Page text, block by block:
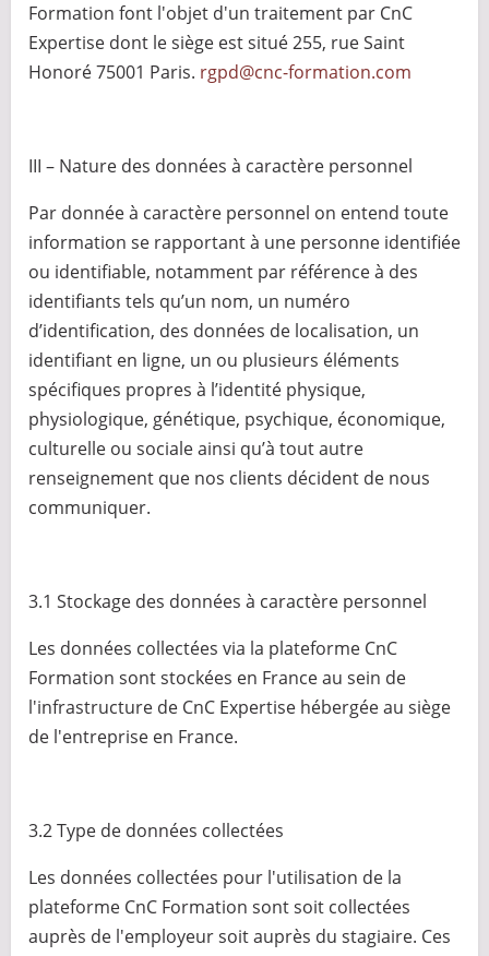
Formation font l'objet d'un traitement par CnC
Expertise dont le siège est situé 255, rue Saint
Honoré 75001 Paris. rgpd@cnc-formation.com
III – Nature des données à caractère personnel
Par donnée à caractère personnel on entend toute
information se rapportant à une personne identifiée
ou identifiable, notamment par référence à des
identifiants tels qu’un nom, un numéro
d’identification, des données de localisation, un
identifiant en ligne, un ou plusieurs éléments
spécifiques propres à l’identité physique,
physiologique, génétique, psychique, économique,
culturelle ou sociale ainsi qu’à tout autre
renseignement que nos clients décident de nous
communiquer.
3.1 Stockage des données à caractère personnel
Les données collectées via la plateforme CnC
Formation sont stockées en France au sein de
l'infrastructure de CnC Expertise hébergée au siège
de l'entreprise en France.
3.2 Type de données collectées
Les données collectées pour l'utilisation de la
plateforme CnC Formation sont soit collectées
auprès de l'employeur soit auprès du stagiaire. Ces